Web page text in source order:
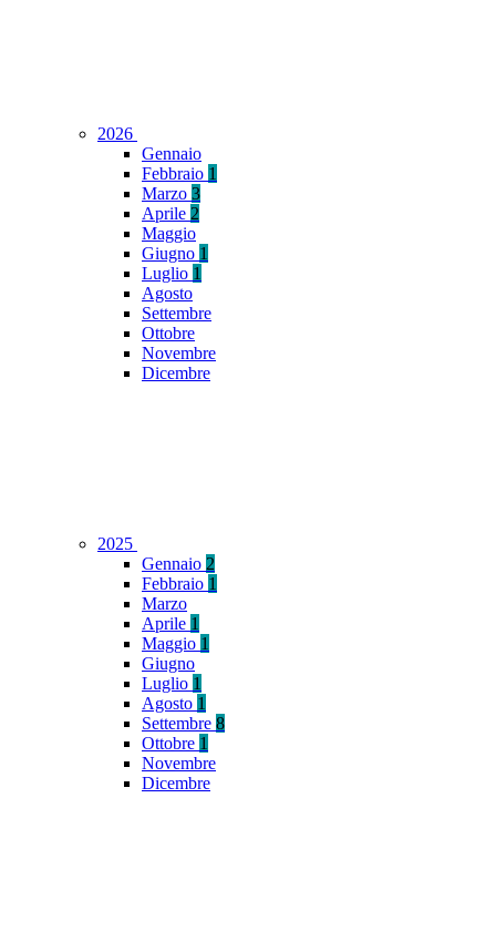
2026
Gennaio
Febbraio 1
Marzo 3
Aprile 2
Maggio
Giugno 1
Luglio 1
Agosto
Settembre
Ottobre
Novembre
Dicembre
2025
Gennaio 2
Febbraio 1
Marzo
Aprile 1
Maggio 1
Giugno
Luglio 1
Agosto 1
Settembre 8
Ottobre 1
Novembre
Dicembre